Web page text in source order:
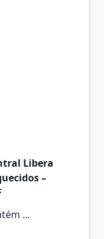
Libera
–
...